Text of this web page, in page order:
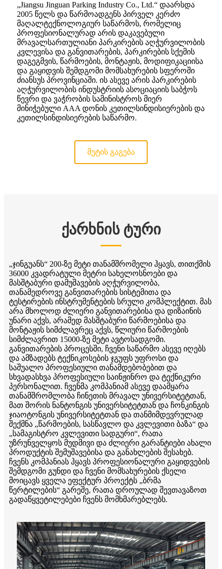
„Jiangsu Jinguan Parking Industry Co., Ltd.“ დაარსდა
2005 წელს და წარმოადგენს პირველ კერძო
მაღალტექნოლოგიურ საწარმოს, რომელიც
პროფესიონალურად არის დაკავებული
მრავალსართულიანი პარკირების აღჭურვილობის
კვლევისა და განვითარების, პარკირების სქემის
დაგეგმვის, წარმოების, მონტაჟის, მოდიფიკაციისა
და გაყიდვის შემდგომი მომსახურების სფეროში
ძიანსუს პროვინციაში. ის ასევე არის პარკირების
აღჭურვილობის ინდუსტრიის ასოციაციის საბჭოს
წევრი და ვაჭრობის სამინისტროს მიერ
მინიჭებული AAA დონის კეთილსინდისიერების და
კეთილსინდისიერების საწარმო.
მეტის გაგება
ქარხნის ტური
„ჯინგუანს“ 200-ზე მეტი თანამშრომელი ჰყავს, თითქმის
36000 კვადრატული მეტრი სახელოსნოები და
მასშტაბური დამუშავების აღჭურვილობა,
თანამედროვე განვითარების სისტემითა და
ტესტირების ინსტრუმენტების სრული კომპლექტით. მას
არა მხოლოდ ძლიერი განვითარებისა და დიზაინის
უნარი აქვს, არამედ მასშტაბური წარმოებისა და
მონტაჟის სიმძლავრეც აქვს, წლიური წარმოების
სიმძლავრით 15000-ზე მეტი ავტოსადგომი.
განვითარების პროცესში, ჩვენი საწარმო ასევე იღებს
და ამზადებს ტექნიკოსების ჯგუფს უფროსი და
საშუალო პროფესიული თანამდებობებით და
სხვადასხვა პროფესიული საინჟინრო და ტექნიკური
პერსონალით. ჩვენმა კომპანიამ ასევე დაამყარა
თანამშრომლობა ჩინეთის მრავალ უნივერსიტეტთან,
მათ შორის ნანტონგის უნივერსიტეტთან და ჩონკინგის
ჯიაოტონგის უნივერსიტეტთან და თანმიმდევრულად
შექმნა „წარმოების, სასწავლო და კვლევითი ბაზა“ და
„სამაგისტრო კვლევითი სადგური“, რათა
უზრუნველყოს მუდმივი და ძლიერი გარანტიები ახალი
პროდუქტის შემუშავებისა და განახლების შესახებ.
ჩვენს კომპანიას ჰყავს პროფესიონალური გაყიდვების
შემდგომი გუნდი და ჩვენი მომსახურების ქსელი
მოიცავს ყველა ეფექტურ პროექტს „ბრმა
წერტილების“ გარეშე, რათა დროულად შევთავაზოთ
გადაწყვეტილებები ჩვენს მომხმარებლებს.